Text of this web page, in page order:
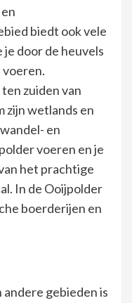
biedt ook vele
door de heuvels
voeren.
zuiden van
zijn wetlands en
en
voeren en je
het prachtige
In de Ooijpolder
boerderijen en
gebieden is